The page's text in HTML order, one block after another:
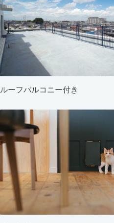
ルーフバルコニー付き